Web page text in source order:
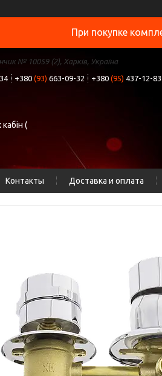
При покупке
№ 10059 (2), Харків, Україна
+380 (93) 663-09-32 +380 (95) 437-12-83
(
Контакты Доставка и оплата